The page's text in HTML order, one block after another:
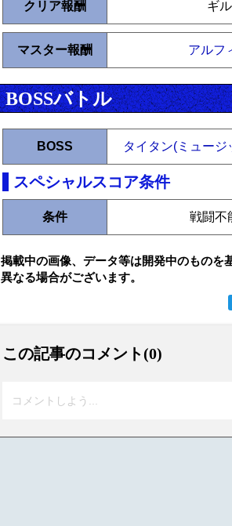
クリア報酬 ギル
マスター報酬 アルフ
BOSSバトル
BOSS タイタン(ミュー
スペシャルスコア条件
条件 戦闘不
掲載中の画像、データ等は開発中のものを
異なる場合がございます。
この記事のコメント(0)
コメントしよう...